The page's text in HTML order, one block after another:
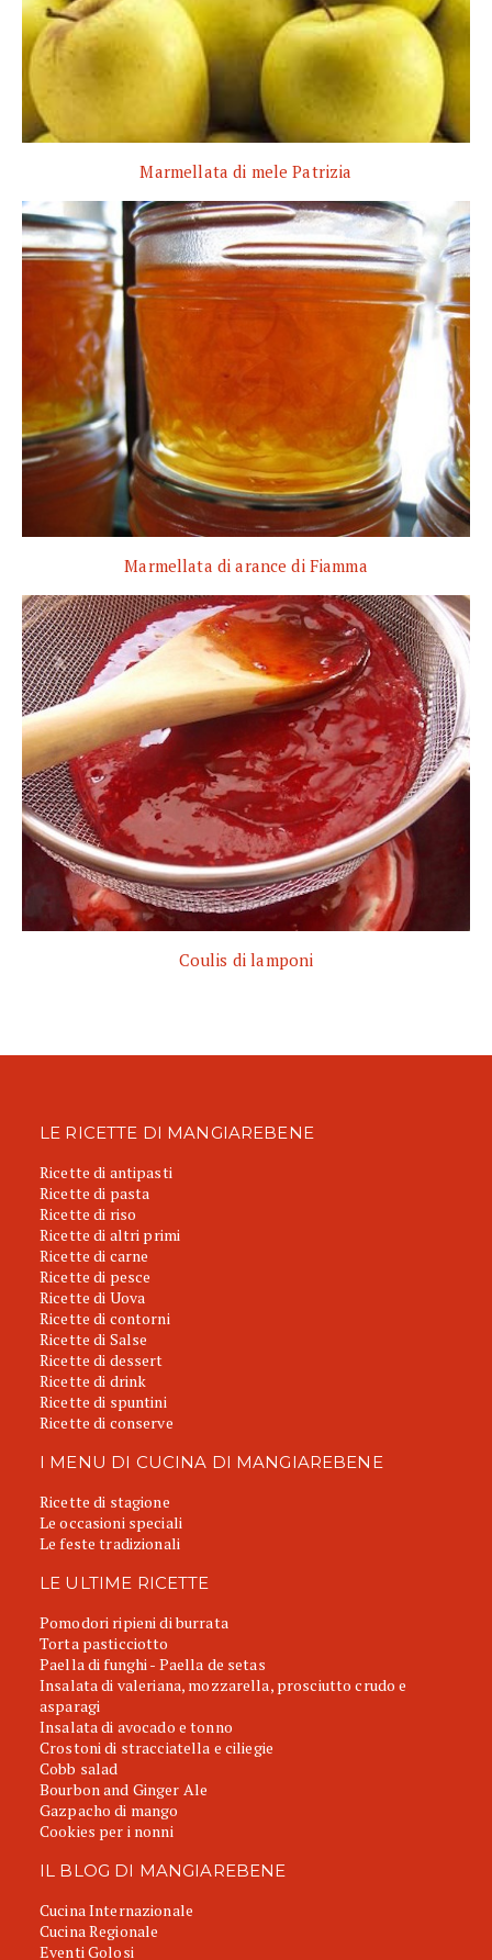
Marmellata di mele Patrizia
Marmellata di arance di Fiamma
Coulis di lamponi
LE RICETTE DI MANGIAREBENE
Ricette di antipasti
Ricette di pasta
Ricette di riso
Ricette di altri primi
Ricette di carne
Ricette di pesce
Ricette di Uova
Ricette di contorni
Ricette di Salse
Ricette di dessert
Ricette di drink
Ricette di spuntini
Ricette di conserve
I MENU DI CUCINA DI MANGIAREBENE
Ricette di stagione
Le occasioni speciali
Le feste tradizionali
LE ULTIME RICETTE
Pomodori ripieni di burrata
Torta pasticciotto
Paella di funghi - Paella de setas
Insalata di valeriana, mozzarella, prosciutto crudo e
asparagi
Insalata di avocado e tonno
Crostoni di stracciatella e ciliegie
Cobb salad
Bourbon and Ginger Ale
Gazpacho di mango
Cookies per i nonni
IL BLOG DI MANGIAREBENE
Cucina Internazionale
Cucina Regionale
Eventi Golosi